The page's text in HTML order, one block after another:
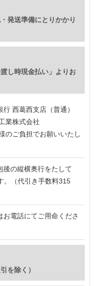
発送準備にとりかかり
し時現金払い」よりお
行 西葛西支店（普通）
業株式会社
のご負担でお願いいたし
後の縦横奥行をたして
。（代引き手数料315
お電話にてご用命くださ
を除く）